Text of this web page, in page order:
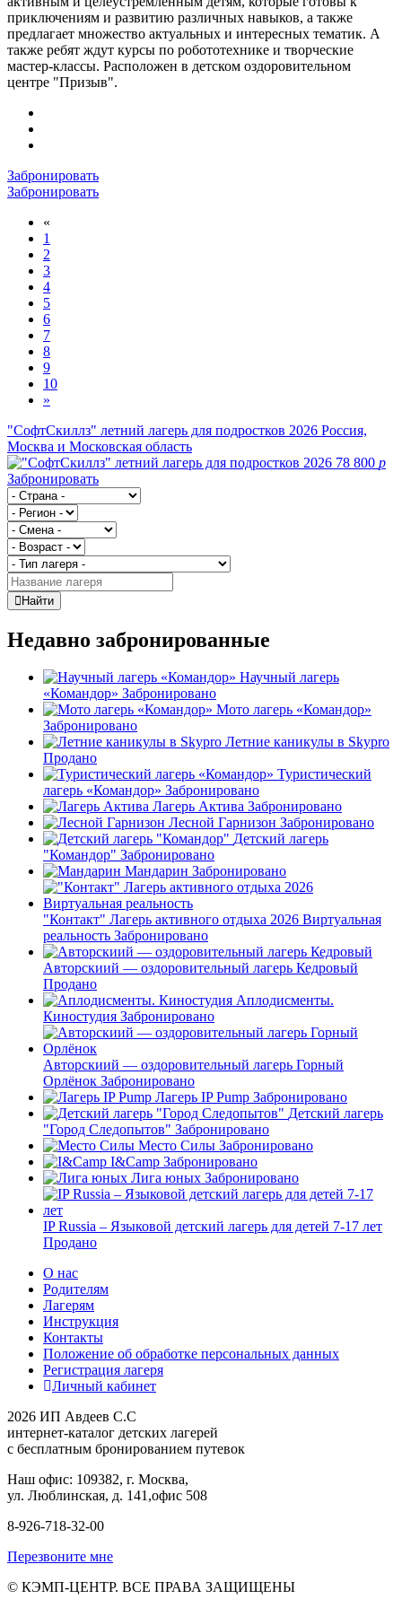
приключениям и развитию различных навыков, а также
предлагает множество актуальных и интересных тематик. А
также ребят ждут курсы по робототехнике и творческие
мастер-классы. Расположен в детском оздоровительном
центре "Призыв".
Забронировать
Забронировать
«
1
2
3
4
5
6
7
8
9
10
»
"СофтСкиллз" летний лагерь для подростков 2026 Россия,
Москва и Московская область
78 800 p
Забронировать
Найти
Недавно забронированные
Научный лагерь
«Командор» Забронировано
Мото лагерь «Командор»
Забронировано
Летние каникулы в Skypro
Продано
Туристический
лагерь «Командор» Забронировано
Лагерь Актива Забронировано
Лесной Гарнизон Забронировано
Детский лагерь
"Командор" Забронировано
Мандарин Забронировано
"Контакт" Лагерь активного отдыха 2026 Виртуальная
реальность Забронировано
Авторскиий — оздоровительный лагерь Кедровый
Продано
Аплодисменты.
Киностудия Забронировано
Авторскиий — оздоровительный лагерь Горный
Орлёнок Забронировано
Лагерь IP Pump Забронировано
Детский лагерь
"Город Следопытов" Забронировано
Место Силы Забронировано
I&Camp Забронировано
Лига юных Забронировано
IP Russia – Языковой детский лагерь для детей 7-17 лет
Продано
О нас
Родителям
Лагерям
Инструкция
Контакты
Положение об обработке персональных данных
Регистрация лагеря
Личный кабинет
2026 ИП Авдеев С.С
интернет-каталог детских лагерей
с бесплатным бронированием путевок
Наш офис: 109382, г. Москва,
ул. Люблинская, д. 141,офис 508
8-926-718-32-00
Перезвоните мне
© КЭМП-ЦЕНТР. ВСЕ ПРАВА ЗАЩИЩЕНЫ